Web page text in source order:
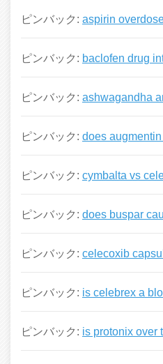
ピンバック: aspirin
ピンバック: baclofen drug
ピンバック: ashwagandha
ピンバック: does
ピンバック: cymbalta vs
ピンバック: does buspar
ピンバック: celecoxib
ピンバック: is celebrex a
ピンバック: is protonix over